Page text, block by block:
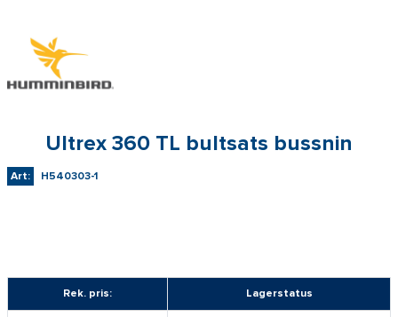
Ultrex 360 TL bultsats bussnin
Art: H540303-1
Rek. pris: Lagerstatus